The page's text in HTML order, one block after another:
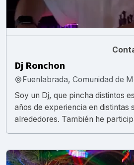
Dj Ronchon
Fuenlabrada, Comunidad de
Soy un Dj, que pincha distintos
años de experiencia en distintas
alrededores. También he